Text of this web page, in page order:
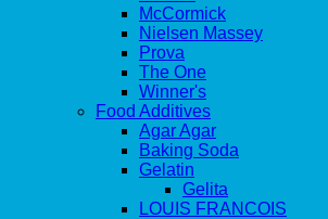
McCormick
Nielsen Massey
Prova
The One
Winner's
Food Additives
Agar Agar
Baking Soda
Gelatin
Gelita
LOUIS FRANCOIS